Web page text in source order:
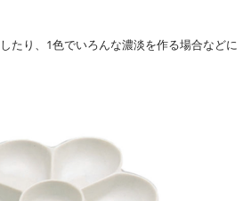
たり、1色でいろんな濃淡を作る場合などに